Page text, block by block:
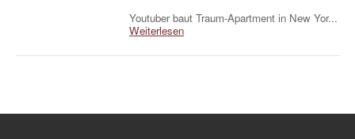
Youtuber baut Traum-Apartment in New Yor...
Weiterlesen